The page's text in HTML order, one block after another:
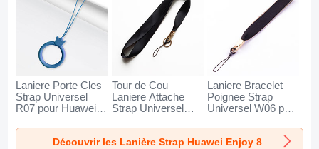
Laniere Porte Cles
Strap Universel
R07 pour Huawei
Tour de Cou
Laniere Attache
Strap Universel
Enjoy 8 Noir
Laniere Bracelet
Poignee Strap
Universel W06 pour
Noir
Découvrir les Lanière Strap Huawei Enjoy 8